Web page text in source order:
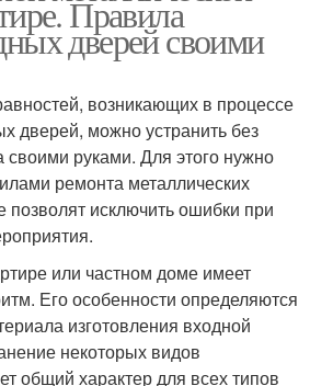
Правила
дверей своими
возникающих в процессе
дверей, можно устранить без
руками. Для этого нужно
ремонта металлических
позволят исключить ошибки при
или частном доме имеет
Его особенности определяются
изготовления входной
некоторых видов
общий характер для всех типов